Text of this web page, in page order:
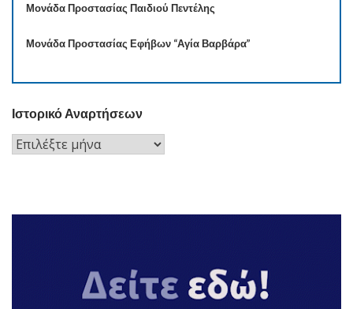
Μονάδα Προστασίας Παιδιού Πεντέλης
Μονάδα Προστασίας Εφήβων “Αγία Βαρβάρα”
Ιστορικό Αναρτήσεων
Ιστορικό